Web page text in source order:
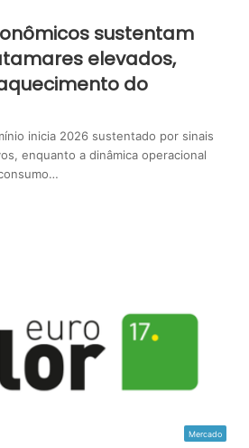
sustentam
elevados,
do
inicia 2026 sustentado por sinais
enquanto a dinâmica operacional
Mercado